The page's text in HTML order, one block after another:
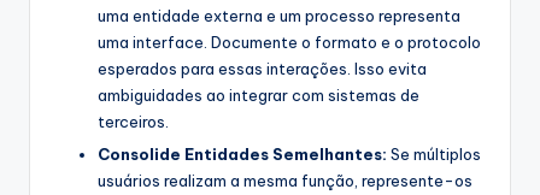
uma entidade externa e um processo representa
uma interface. Documente o formato e o protocolo
esperados para essas interações. Isso evita
ambiguidades ao integrar com sistemas de
terceiros.
Consolide Entidades Semelhantes: Se múltiplos
usuários realizam a mesma função, represente-os